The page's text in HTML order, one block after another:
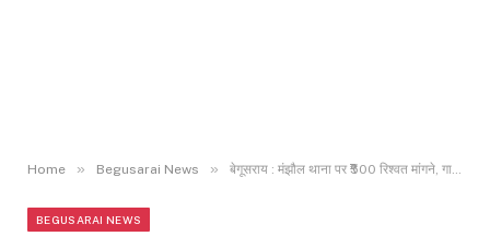
Home » Begusarai News » बेगूसराय : मंझौल थाना पर ₹500 रिश्वत मांगने, गाली-गलौज और मारपीट का गंभीर आरोप…
BEGUSARAI NEWS